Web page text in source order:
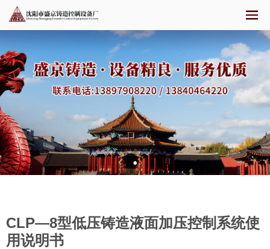
CLP—8型低压铸造液面加压控制系统使
用说明书